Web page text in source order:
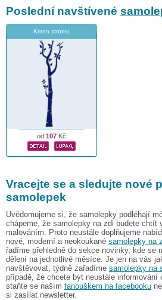
Poslední navštívené
Kmen stromu
od 107 Kč
Vracejte se a sledujte nové
samolepek
Uvědomujeme si, že samolepky podléhají
chápeme, že samolepky na zdi budete chtít
malováním. Proto neustále doplňujeme
nové, moderní a neokoukané samolepky na
řadíme přehledně do sekce novinky, kde se
dělení na jednotlivé měsíce. Je jen na vás
navštěvovat, týdně zařadíme samolepky na
případě, že chcete být neustále informování
staňte se naším fanouškem na facebooku
si zasílat newsletter.